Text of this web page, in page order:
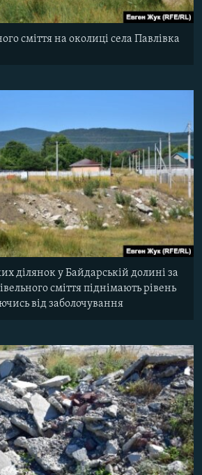
сміття на околиці села Павлівка
ділянок у Байдарській долині за
сміття піднімають рівень
від заболочування